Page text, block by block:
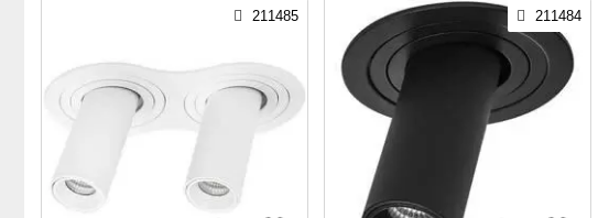
211485 211484